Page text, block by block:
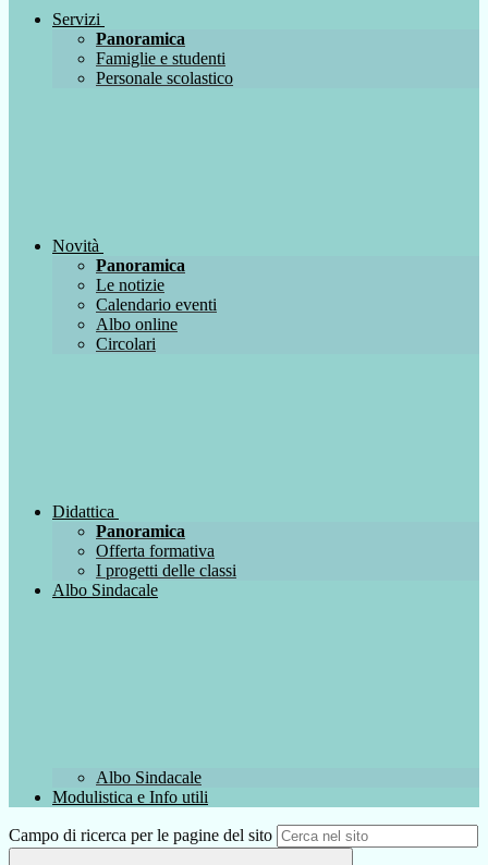
Servizi
Panoramica
Famiglie e studenti
Personale scolastico
Novità
Panoramica
Le notizie
Calendario eventi
Albo online
Circolari
Didattica
Panoramica
Offerta formativa
I progetti delle classi
Albo Sindacale
Albo Sindacale
Modulistica e Info utili
Campo di ricerca per le pagine del sito